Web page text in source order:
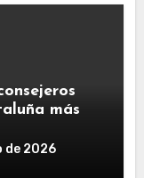
más
de 2026